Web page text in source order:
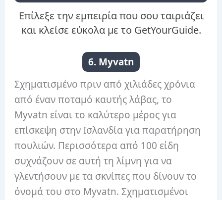
Επίλεξε την εμπειρία που σου ταιριάζει
και κλείσε εύκολα με το GetYourGuide.
6. Myvatn
Σχηματισμένο πριν από χιλιάδες χρόνια
από έναν ποταμό καυτής λάβας, το
Myvatn είναι το καλύτερο μέρος για
επίσκεψη στην Ισλανδία για παρατήρηση
πουλιών. Περισσότερα από 100 είδη
συχνάζουν σε αυτή τη λίμνη για να
γλεντήσουν με τα σκνίπες που δίνουν το
όνομά του στο Myvatn. Σχηματισμένοι